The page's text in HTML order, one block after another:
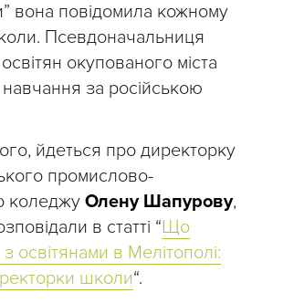
вона повідомила кожному
Псевдоначальниця
окупованого міста
навчання за російською
йдеться про директорку
промислово-
коледжу Олену Шапурову,
в статті “Що
освітянами в Мелітополі:
школи“.